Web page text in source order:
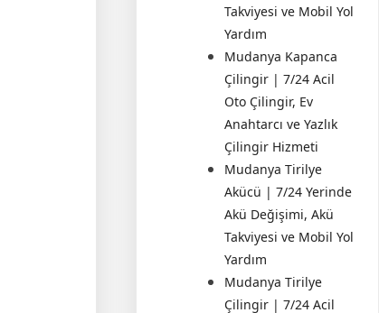
Takviyesi ve Mobil Yol
Yardım
Mudanya Kapanca
Çilingir | 7/24 Acil
Oto Çilingir, Ev
Anahtarcı ve Yazlık
Çilingir Hizmeti
Mudanya Tirilye
Akücü | 7/24 Yerinde
Akü Değişimi, Akü
Takviyesi ve Mobil Yol
Yardım
Mudanya Tirilye
Çilingir | 7/24 Acil